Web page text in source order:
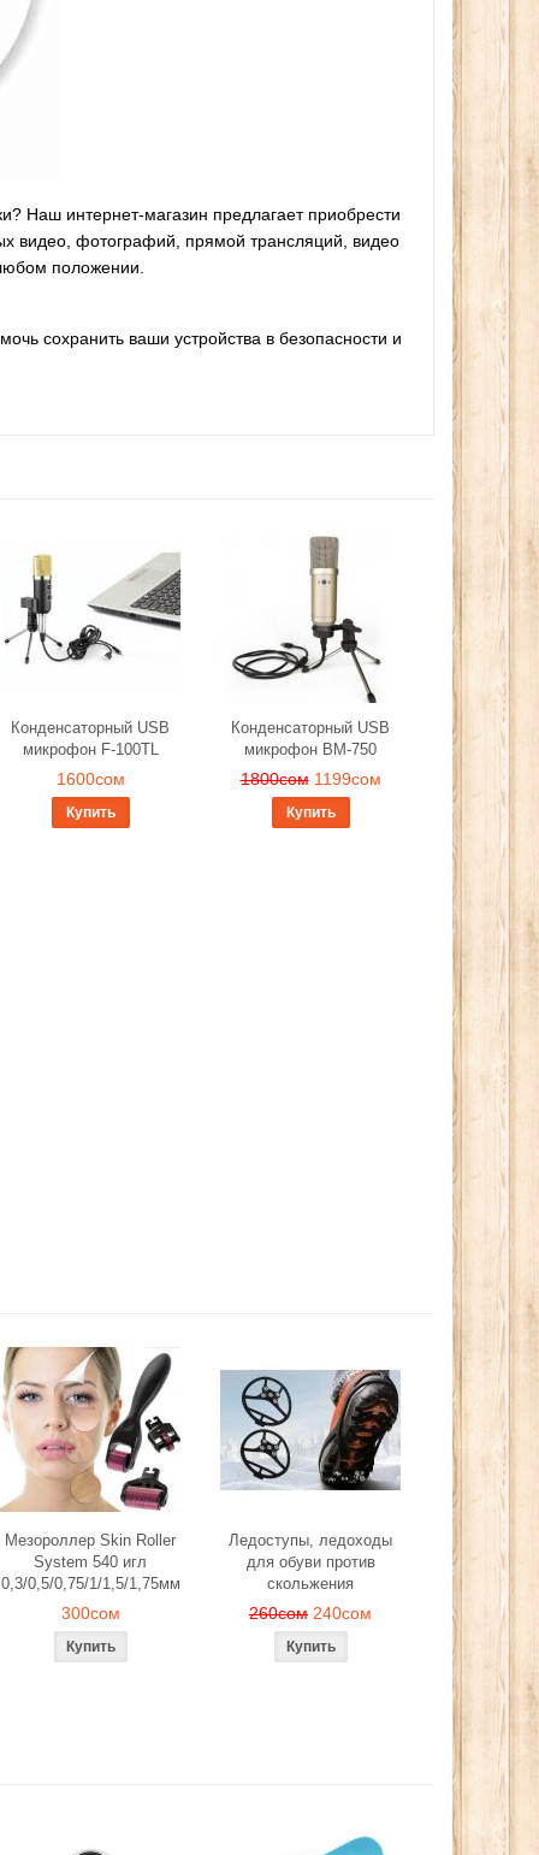
Наш интернет-магазин предлагает приобрести
видео, фотографий, прямой трансляций, видео
положении.
сохранить ваши устройства в безопасности и
Конденсаторный USB
микрофон F-100TL
1600сом
Купить
Конденсаторный USB
микрофон BM-750
1800сом 1199сом
Купить
Мезороллер Skin Roller
System 540 игл
0,3/0,5/0,75/1/1,5/1,75мм
300сом
Ледоступы, ледоходы
для обуви против
скольжения
260сом 240сом